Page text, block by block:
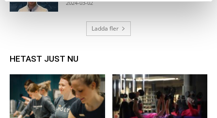
2024-03-02
Ladda fler
HETAST JUST NU